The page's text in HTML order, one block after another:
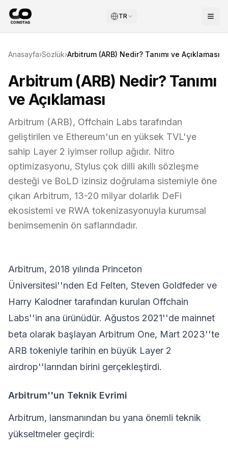
TR
Anasayfa›Sözlük›Arbitrum (ARB) Nedir? Tanımı ve Açıklaması
Arbitrum (ARB) Nedir? Tanımı
ve Açıklaması
Arbitrum (ARB), Offchain Labs tarafından
geliştirilen ve Ethereum'un en yüksek TVL'ye
sahip Layer 2 iyimser rollup ağıdır. Nitro
optimizasyonu, Stylus çok dilli akıllı sözleşme
desteği ve BoLD izinsiz doğrulama sistemiyle öne
çıkan Arbitrum, 13-20 milyar dolarlık DeFi
ekosistemi ve RWA tokenizasyonuyla kurumsal
benimsemenin ön saflarındadır.
Arbitrum, 2018 yılında Princeton
Üniversitesi''nden Ed Felten, Steven Goldfeder ve
Harry Kalodner tarafından kurulan Offchain
Labs''in ana ürünüdür. Ağustos 2021''de mainnet
beta olarak başlayan Arbitrum One, Mart 2023''te
ARB tokeniyle tarihin en büyük Layer 2
airdrop''larından birini gerçekleştirdi.
Arbitrum''un Teknik Evrimi
Arbitrum, lansmanından bu yana önemli teknik
yükseltmeler geçirdi: